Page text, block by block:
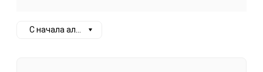
С начала алфавита